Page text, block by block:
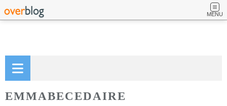
MENU
EMMABECEDAIRE